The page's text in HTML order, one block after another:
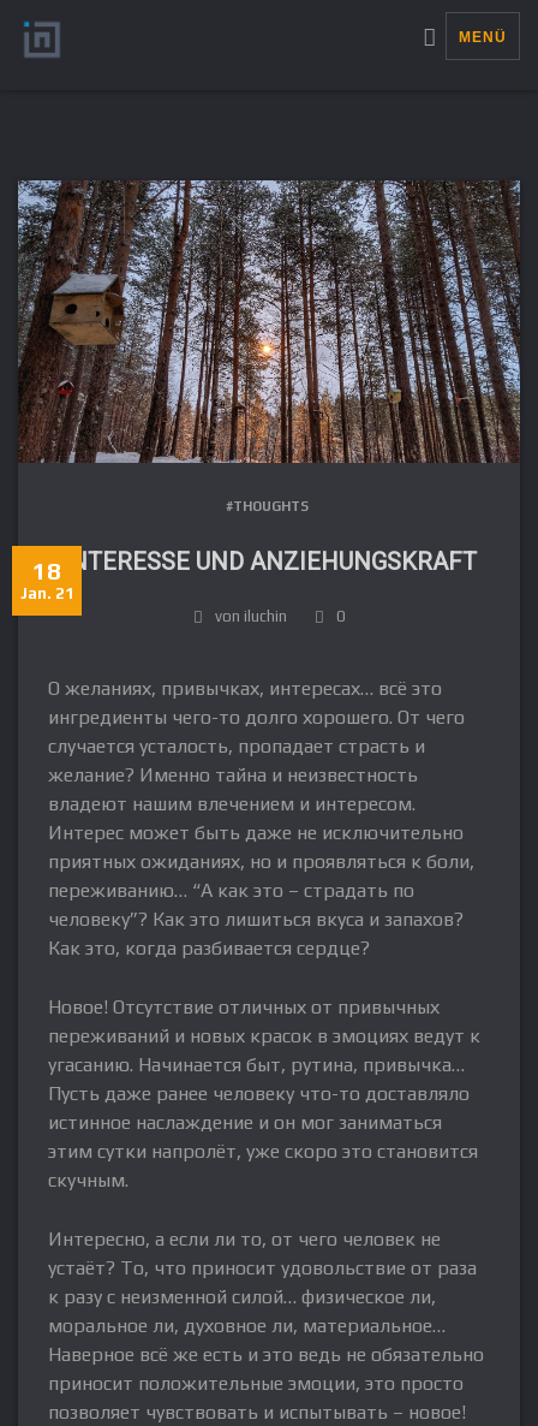
MENÜ
#THOUGHTS
INTERESSE UND ANZIEHUNGSKRAFT
18
Jan. 21
von iluchin
0
О желаниях, привычках, интересах… всё это
ингредиенты чего-то долго хорошего. От чего
случается усталость, пропадает страсть и
желание? Именно тайна и неизвестность
владеют нашим влечением и интересом.
Интерес может быть даже не исключительно
приятных ожиданиях, но и проявляться к боли,
переживанию… “А как это – страдать по
человеку”? Как это лишиться вкуса и запахов?
Как это, когда разбивается сердце?
Новое! Отсутствие отличных от привычных
переживаний и новых красок в эмоциях ведут к
угасанию. Начинается быт, рутина, привычка…
Пусть даже ранее человеку что-то доставляло
истинное наслаждение и он мог заниматься
этим сутки напролёт, уже скоро это становится
скучным.
Интересно, а если ли то, от чего человек не
устаёт? То, что приносит удовольствие от раза
к разу с неизменной силой… физическое ли,
моральное ли, духовное ли, материальное…
Наверное всё же есть и это ведь не обязательно
приносит положительные эмоции, это просто
позволяет чувствовать и испытывать – новое!